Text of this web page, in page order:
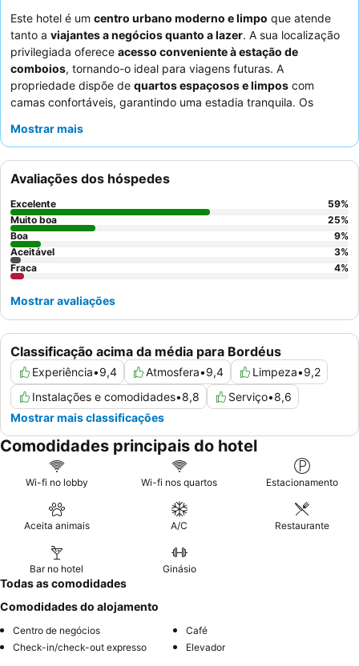
Este hotel é um centro urbano moderno e limpo que atende
tanto a viajantes a negócios quanto a lazer. A sua localização
privilegiada oferece acesso conveniente à estação de
comboios, tornando-o ideal para viagens futuras. A
propriedade dispõe de quartos espaçosos e limpos com
camas confortáveis, garantindo uma estadia tranquila. Os
excecionaise o
melhor experiência, considere solicitar um quarto com
para o riopara desfrutar da paisagem circundante.
Mostrar mais
Classificação acima da média para Bordéus
Experiência•9,4 Atmosfera•9,4 Limpeza•9,2
Instalações e comodidades•8,8 Serviço•8,6
Mostrar mais classificações
Avaliações dos hóspedes
Excelente 59%
Muito boa
25%
Boa
9%
Aceitável
3%
Fraca
4%
Mostrar avaliações
Comodidades principais do hotel
Wi-fi no lobby Wi-fi nos quartos Estacionamento
Aceita animais A/C Restaurante
Bar no hotel Ginásio
Todas as comodidades
Comodidades do alojamento
Centro de negócios
Café
Check-in/check-out expresso
Elevador